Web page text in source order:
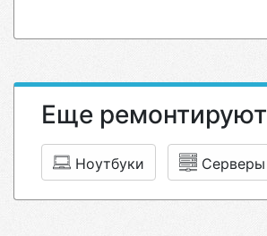
Еще ремонтируют
Ноутбуки Серверы